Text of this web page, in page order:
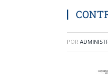
POR